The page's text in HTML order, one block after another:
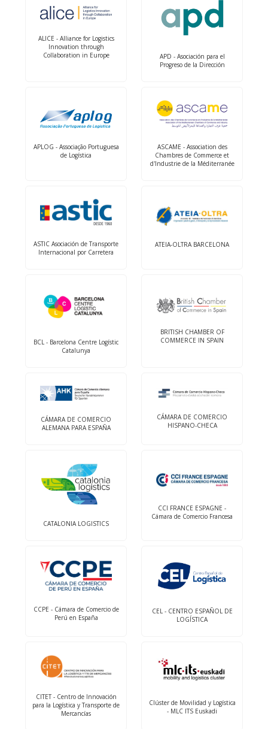
ALICE - Alliance for Logistics
Innovation through
Collaboration in Europe
APD - Asociación para el
Progreso de la Dirección
APLOG - Associação Portuguesa
de Logística
ASCAME - Association des
Chambres de Commerce et
d'Industrie de la Méditerranée
ASTIC Asociación de Transporte
Internacional por Carretera
ATEIA-OLTRA BARCELONA
BCL - Barcelona Centre Logístic
Catalunya
BRITISH CHAMBER OF
COMMERCE IN SPAIN
CÁMARA DE COMERCIO
ALEMANA PARA ESPAÑA
CÁMARA DE COMERCIO
HISPANO-CHECA
CATALONIA LOGISTICS
CCI FRANCE ESPAGNE -
Cámara de Comercio Francesa
CCPE - Cámara de Comercio de
Perú en España
CEL - CENTRO ESPAÑOL DE
LOGÍSTICA
CITET - Centro de Innovación
para la Logística y Transporte de
Mercancías
Clúster de Movilidad y Logística
- MLC ITS Euskadi